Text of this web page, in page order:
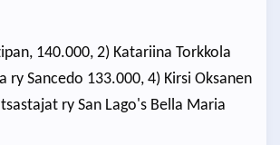
140.000, 2) Katariina Torkkola
ry Sancedo 133.000, 4) Kirsi Oksanen
ry San Lago's Bella Maria